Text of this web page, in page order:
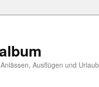
Ausflügen und